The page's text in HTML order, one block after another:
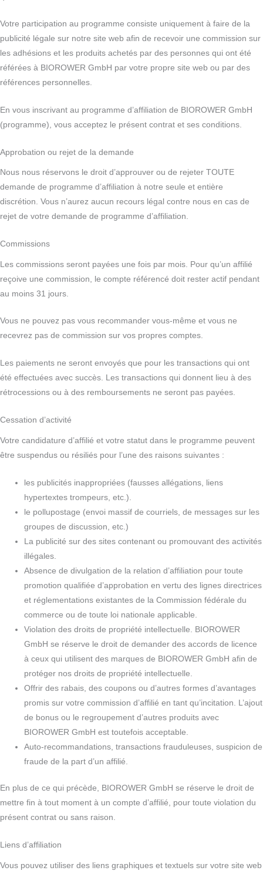
Votre participation au programme consiste uniquement à faire de la
publicité légale sur notre site web afin de recevoir une commission sur
les adhésions et les produits achetés par des personnes qui ont été
référées à BIOROWER GmbH par votre propre site web ou par des
références personnelles.
En vous inscrivant au programme d’affiliation de BIOROWER GmbH
(programme), vous acceptez le présent contrat et ses conditions.
Approbation ou rejet de la demande
Nous nous réservons le droit d’approuver ou de rejeter TOUTE
demande de programme d’affiliation à notre seule et entière
discrétion. Vous n’aurez aucun recours légal contre nous en cas de
rejet de votre demande de programme d’affiliation.
Commissions
Les commissions seront payées une fois par mois. Pour qu’un affilié
reçoive une commission, le compte référencé doit rester actif pendant
au moins 31 jours.
Vous ne pouvez pas vous recommander vous-même et vous ne
recevrez pas de commission sur vos propres comptes.
Les paiements ne seront envoyés que pour les transactions qui ont
été effectuées avec succès. Les transactions qui donnent lieu à des
rétrocessions ou à des remboursements ne seront pas payées.
Cessation d’activité
Votre candidature d’affilié et votre statut dans le programme peuvent
être suspendus ou résiliés pour l’une des raisons suivantes :
les publicités inappropriées (fausses allégations, liens
hypertextes trompeurs, etc.).
le pollupostage (envoi massif de courriels, de messages sur les
groupes de discussion, etc.)
La publicité sur des sites contenant ou promouvant des activités
illégales.
Absence de divulgation de la relation d’affiliation pour toute
promotion qualifiée d’approbation en vertu des lignes directrices
et réglementations existantes de la Commission fédérale du
commerce ou de toute loi nationale applicable.
Violation des droits de propriété intellectuelle. BIOROWER
GmbH se réserve le droit de demander des accords de licence
à ceux qui utilisent des marques de BIOROWER GmbH afin de
protéger nos droits de propriété intellectuelle.
Offrir des rabais, des coupons ou d’autres formes d’avantages
promis sur votre commission d’affilié en tant qu’incitation. L’ajout
de bonus ou le regroupement d’autres produits avec
BIOROWER GmbH est toutefois acceptable.
Auto-recommandations, transactions frauduleuses, suspicion de
fraude de la part d’un affilié.
En plus de ce qui précède, BIOROWER GmbH se réserve le droit de
mettre fin à tout moment à un compte d’affilié, pour toute violation du
présent contrat ou sans raison.
Liens d’affiliation
Vous pouvez utiliser des liens graphiques et textuels sur votre site web